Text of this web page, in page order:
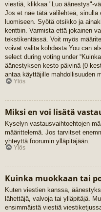
viestiä, klikkaa "Luo äänestys"-
Jos et näe tätä välilehteä,
luomiseen. Syötä otsikko ja
kenttiin. Varmista että jokainen
tekstikentässä. Voit myös
voivat valita kohdasta You can
select during voting under
äänestyksen kesto päivinä (0
antaa käyttäjille mahdollisuuden
Ylös
Miksi en voi lisätä
Kyselyn vastausvaihtoehtojen
määrittelemä. Jos tarvitset
yhteyttä foorumin ylläpitäjään.
Ylös
Kuinka muokkaan tai
Kuten viestien kanssa,
lähettäjä, valvoja tai ylläpitäjä.
ensimmäistä viestiä